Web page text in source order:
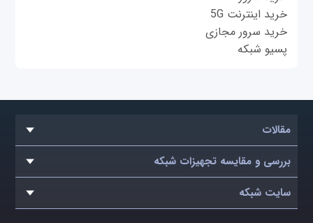
خرید اینترنت 5G
خرید سرور مجازی
پسیو شبکه
مقالات
بررسی و مقایسه تجهیزات شبکه
سایت شبکه